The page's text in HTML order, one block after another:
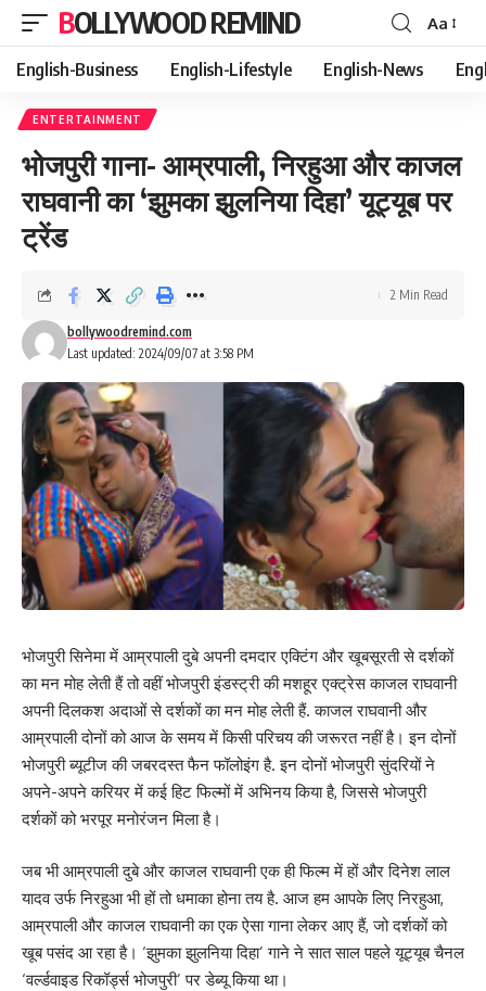
BOLLYWOOD REMIND
Font
Resizer
Aa
English-Business English-Lifestyle English-News
ENTERTAINMENT
भोजपुरी गाना- आम्रपाली, निरहुआ और काजल
राघवानी का ‘झुमका झुलनिया दिहा’ यूट्यूब पर
ट्रेंड
Last updated: 2024/09/07 at 3:58 PM
bollywoodremind.com
2 Min Read
भोजपुरी सिनेमा में आम्रपाली दुबे अपनी दमदार एक्टिंग और खूबसूरती से दर्शकों
का मन मोह लेती हैं तो वहीं भोजपुरी इंडस्ट्री की मशहूर एक्ट्रेस काजल राघवानी
अपनी दिलकश अदाओं से दर्शकों का मन मोह लेती हैं. काजल राघवानी और
आम्रपाली दोनों को आज के समय में किसी परिचय की जरूरत नहीं है। इन दोनों
भोजपुरी ब्यूटीज की जबरदस्त फैन फॉलोइंग है. इन दोनों भोजपुरी सुंदरियों ने
अपने-अपने करियर में कई हिट फिल्मों में अभिनय किया है, जिससे भोजपुरी
दर्शकों को भरपूर मनोरंजन मिला है।
जब भी आम्रपाली दुबे और काजल राघवानी एक ही फिल्म में हों और दिनेश लाल
यादव उर्फ ​​निरहुआ भी हों तो धमाका होना तय है. आज हम आपके लिए निरहुआ,
आम्रपाली और काजल राघवानी का एक ऐसा गाना लेकर आए हैं, जो दर्शकों को
खूब पसंद आ रहा है। ‘झुमका झुलनिया दिहा’ गाने ने सात साल पहले यूट्यूब चैनल
‘वर्ल्डवाइड रिकॉर्ड्स भोजपुरी’ पर डेब्यू किया था।